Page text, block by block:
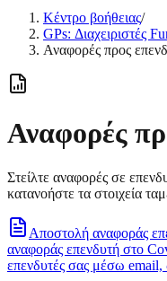
Κέντρο βοήθειας/
GPs: Διαχειριστές
Αναφορές προς
Αναφορές
Στείλτε αναφορές σε
κατανοήστε τα στοιχεία
Αποστολή αναφοράς
αναφοράς επενδυτή στο
επενδυτές σας μέσω email,